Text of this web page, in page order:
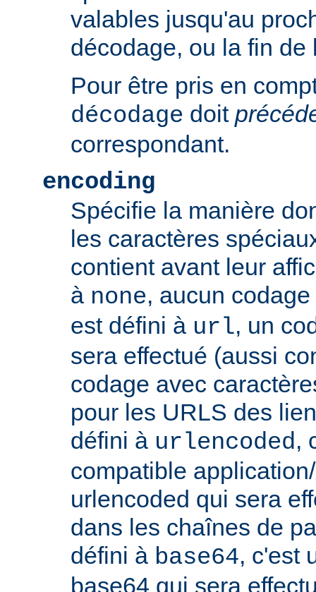
valables jusqu'au
décodage, ou la fin de
Pour être pris en
décodage doit
correspondant.
encoding
Spécifie la manière
les caractères
contient avant leur
à none, aucun
est défini à url, un
sera effectué (aussi
codage avec
pour les URLS des
défini à urlencoded,
compatible
urlencoded qui sera
dans les chaînes de
défini à base64, c'est
base64 qui sera